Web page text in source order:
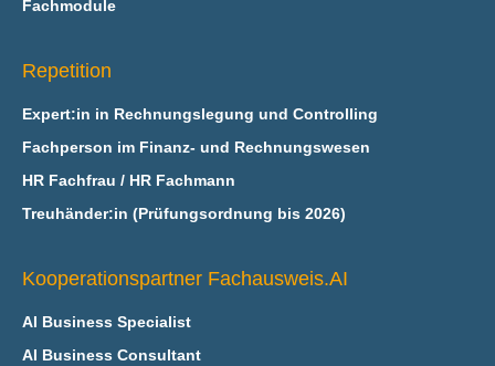
Fachmodule
Repetition
Expert:in in Rechnungslegung und Controlling
Fachperson im Finanz- und Rechnungswesen
HR Fachfrau / HR Fachmann
Treuhänder:in (Prüfungsordnung bis 2026)
Kooperationspartner Fachausweis.AI
AI Business Specialist
AI Business Consultant